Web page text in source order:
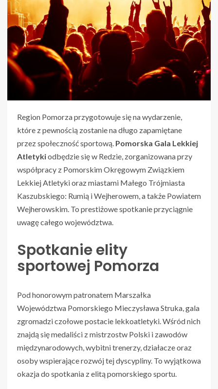
Region Pomorza przygotowuje się na wydarzenie,
które z pewnością zostanie na długo zapamiętane
przez społeczność sportową. Pomorska Gala Lekkiej
Atletykiodbędzie się w Redzie, zorganizowana przy
współpracy z Pomorskim Okręgowym Związkiem
Lekkiej Atletyki oraz miastami Małego Trójmiasta
Kaszubskiego: Rumią i Wejherowem, a także Powiatem
Wejherowskim. To prestiżowe spotkanie przyciągnie
uwagę całego województwa.
Spotkanie elity
sportowej Pomorza
Pod honorowym patronatem Marszałka
Województwa Pomorskiego Mieczysława Struka, gala
zgromadzi czołowe postacie lekkoatletyki. Wśród nich
znajdą się medaliści z mistrzostw Polski i zawodów
międzynarodowych, wybitni trenerzy, działacze oraz
osoby wspierające rozwój tej dyscypliny. To wyjątkowa
okazja do spotkania z elitą pomorskiego sportu.